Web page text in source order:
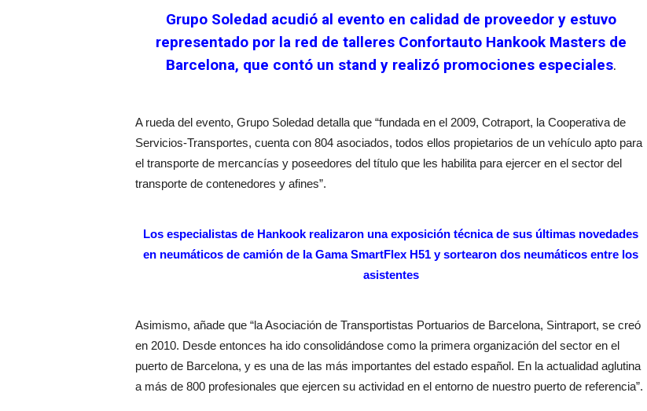
Grupo Soledad acudió al evento en calidad de proveedor y estuvo
representado por la red de talleres Confortauto Hankook Masters de
Barcelona, que contó un stand y realizó promociones especiales.
A rueda del evento, Grupo Soledad detalla que “fundada en el 2009, Cotraport, la Cooperativa de
Servicios-Transportes, cuenta con 804 asociados, todos ellos propietarios de un vehículo apto para
el transporte de mercancías y poseedores del título que les habilita para ejercer en el sector del
transporte de contenedores y afines”.
Los especialistas de Hankook realizaron una exposición técnica de sus últimas novedades
en neumáticos de camión de la Gama SmartFlex H51 y sortearon dos neumáticos entre los
asistentes
Asimismo, añade que “la Asociación de Transportistas Portuarios de Barcelona, Sintraport, se creó
en 2010. Desde entonces ha ido consolidándose como la primera organización del sector en el
puerto de Barcelona, y es una de las más importantes del estado español. En la actualidad aglutina
a más de 800 profesionales que ejercen su actividad en el entorno de nuestro puerto de referencia”.